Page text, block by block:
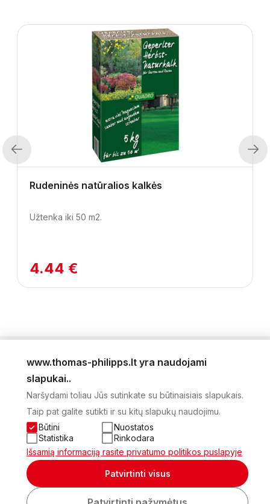
Previous
Rudeninės natūralios kalkės
Užtenka iki 50 m2.
4.44 €
Next
NAUJIENLAIŠKIS
APIE MUS
KONTAKTAI
PRIVATUMO POLITIKA
SĄSKAITA
2026 Visos teisės saugomos © UAB Thomas Philips Baltex
Sukurta:
www.thomas-philipps.lt yra naudojami
slapukai..
Naršydami toliau Jūs sutinkate su būtinaisiais slapukais.
Taip pat galite sutikti ir su kitų slapukų naudojimu.
Būtini
Nuostatos
Statistika
Rinkodara
Išsamią informaciją rasite privatumo politikos puslapyje
Patvirtinti visus